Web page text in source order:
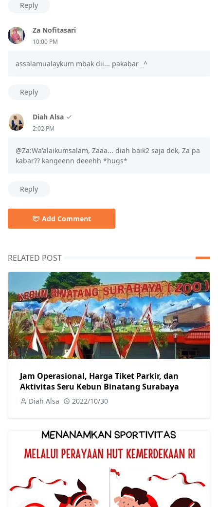
Reply
Za Nofitasari
10:00 PM
assalamualaykum mbak dii... pakabar _^
Reply
Diah Alsa
2:02 PM
@Za:Wa'alaikumsalam, Zaaa... diah baik2 saja dek, Za pa
kabar?? kangeenn deeehh *hugs*
Reply
Add Comment
RELATED POST
Jam Operasional, Harga Tiket Parkir, dan
Aktivitas Seru Kebun Binatang Surabaya
Diah Alsa 2022/10/30